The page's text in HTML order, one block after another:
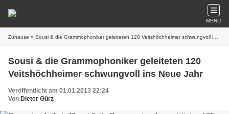
MENU
Zuhause » Sousi & die Grammophoniker geleiteten 120 Veitshöchheimer schwungvoll ins Neue Jahr
Sousi & die Grammophoniker geleiteten 120
Veitshöchheimer schwungvoll ins Neue Jahr
Veröffentlicht am 01.01.2013 22:24
Von Dieter Gürz